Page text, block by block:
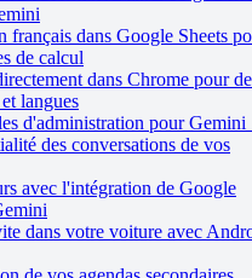
français dans Google Sheets
de calcul
dans Chrome pour de
langues
d'administration pour Gemini
des conversations de vos
avec l'intégration de Google
dans votre voiture avec